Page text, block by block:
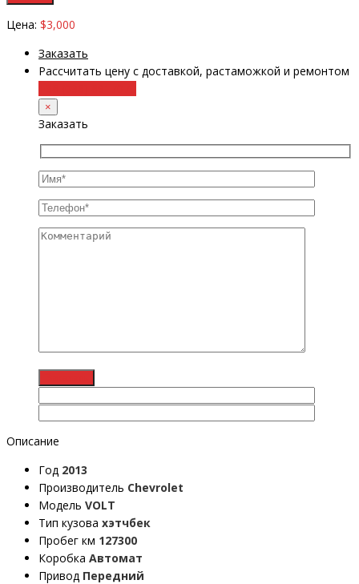
Цена: $3,000
Заказать
Рассчитать цену с доставкой, растаможкой и ремонтом
×
Заказать
Описание
Год 2013
Производитель Chevrolet
Модель VOLT
Тип кузова хэтчбек
Пробег км 127300
Коробка Автомат
Привод Передний